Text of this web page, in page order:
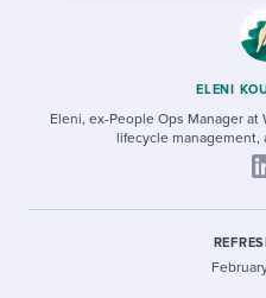
ELENI
Eleni, ex-People Ops Manager
lifecycle management,